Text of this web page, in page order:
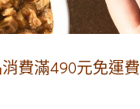
費〞（郵局寄送）